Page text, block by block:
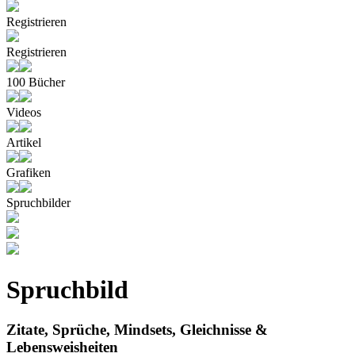
Registrieren
Registrieren
100 Bücher
Videos
Artikel
Grafiken
Spruchbilder
Spruchbild
Zitate, Sprüche, Mindsets, Gleichnisse &
Lebensweisheiten